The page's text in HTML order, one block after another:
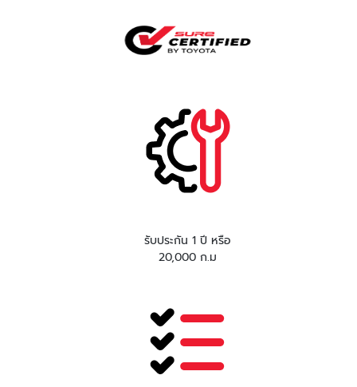
รับประกัน 1 ปี หรือ
20,000 ก.ม